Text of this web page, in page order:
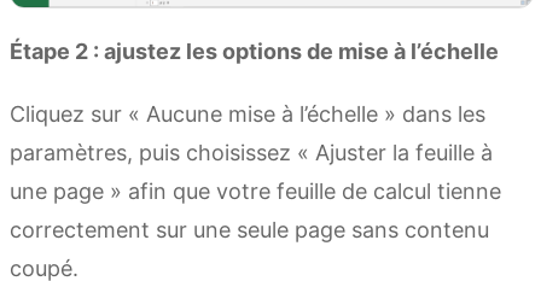
Étape 2 : ajustez les options de mise à l’échelle
Cliquez sur « Aucune mise à l’échelle » dans les
paramètres, puis choisissez « Ajuster la feuille à
une page » afin que votre feuille de calcul tienne
correctement sur une seule page sans contenu
coupé.